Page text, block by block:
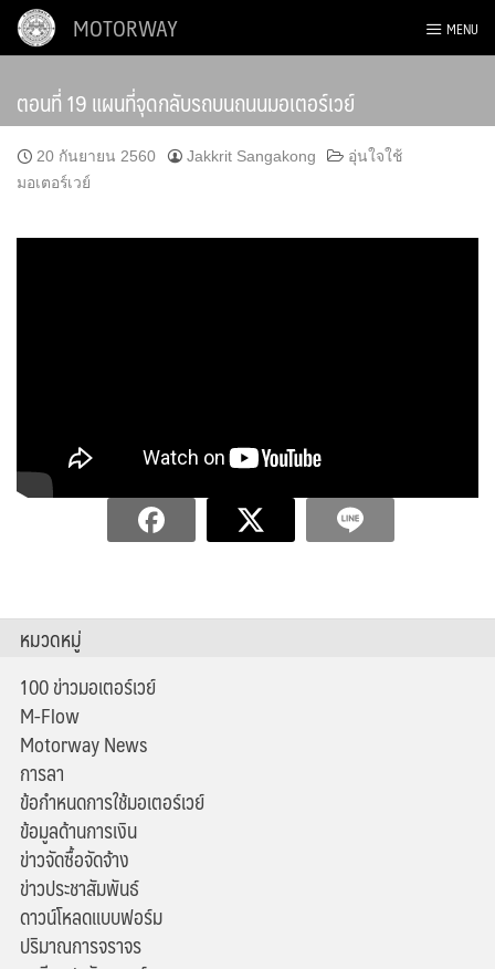
Skip
MOTORWAY MENU
ตอนที่ 19 แผนที่จุดกลับรถบนถนนมอเตอร์เวย์
20 กันยายน 2560 Jakkrit Sangakong
อุ่นใจใช้
มอเตอร์เวย์
หมวดหมู่
100 ข่าวมอเตอร์เวย์
M-Flow
Motorway News
การลา
ข้อกำหนดการใช้มอเตอร์เวย์
ข้อมูลด้านการเงิน
ข่าวจัดซื้อจัดจ้าง
ข่าวประชาสัมพันธ์
ดาวน์โหลดแบบฟอร์ม
ปริมาณการจราจร